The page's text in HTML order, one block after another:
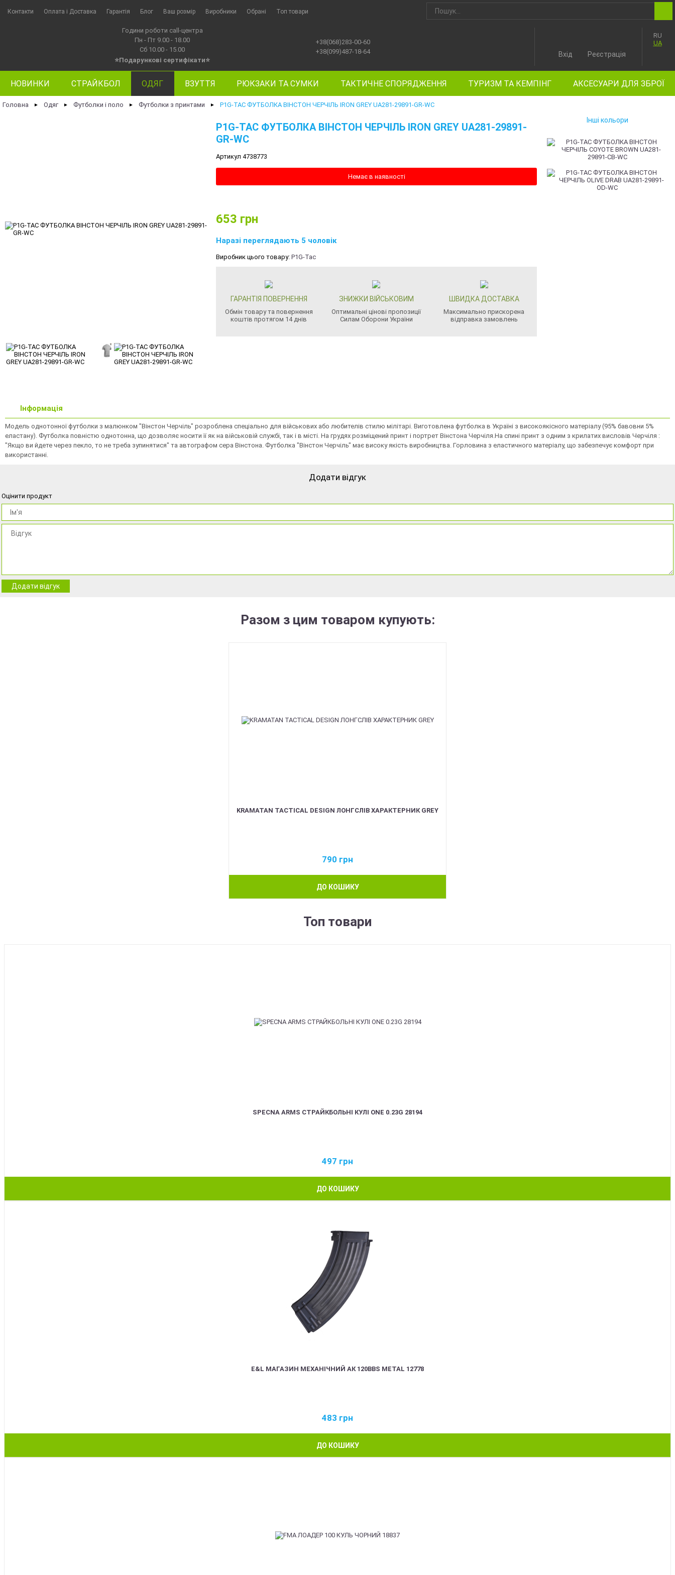
Контакти Оплата i Доставка Гарантія Блог Ваш розмір Виробники Обрані Топ товари
Години роботи call-центра
Пн - Пт 9.00 - 18.00
Сб 10.00 - 15.00
⭐Подарункові сертифікати⭐
+38(068)283-00-60
+38(099)487-18-64
RU
UA
Вхід Реєстрація
НОВИНКИ СТРАЙКБОЛ ОДЯГ ВЗУТТЯ РЮКЗАКИ ТА СУМКИ ТАКТИЧНЕ СПОРЯДЖЕННЯ ТУРИЗМ ТА КЕМПІНГ АКСЕСУАРИ ДЛЯ ЗБРОЇ
Головна ► Одяг ► Футболки і поло ► Футболки з принтами ► P1G-TAC ФУТБОЛКА ВIНСТОН ЧЕРЧIЛЬ IRON GREY UA281-29891-GR-WC
P1G-TAC ФУТБОЛКА ВIНСТОН ЧЕРЧIЛЬ IRON GREY UA281-29891-
GR-WC
Артикул 4738773
Немає в наявності
653 грн
Наразі переглядають 5 чоловік
Виробник цього товару: P1G-Tac
ГАРАНТІЯ ПОВЕРНЕННЯ
Обмін товару та повернення
коштів протягом 14 днів
ЗНИЖКИ ВІЙСЬКОВИМ
Оптимальні цінові пропозиції
Силам Оборони України
ШВИДКА ДОСТАВКА
Максимально прискорена
відправка замовлень
Інші кольори
Інформація
Модель однотонної футболки з малюнком "Вiнстон Черчiль" розроблена спеціально для військових або любителів стилю мілітарі. Виготовлена футболка в Україні з високоякiсного матерiалу (95% бавовни 5%
еластану). Футболка повністю однотонна, що дозволяє носити її як на військовій службі, так і в місті. На грудях розміщений принт і портрет Вiнстона Черчiля.На спині принт з одним з крилатих висловiв Черчіля :
"Якщо ви йдете через пекло, то не треба зупинятися" та автографом сера Вiнстона. Футболка "Вiнстон Черчiль" має високу якість виробництва. Горловина з еластичного матеріалу, що забезпечує комфорт при
використанні.
Додати відгук
Оцінити продукт
Додати відгук
Разом з цим товаром купують:
KRAMATAN TACTICAL DESIGN ЛОНГСЛІВ ХАРАКТЕРНИК GREY
790 грн
ДО КОШИКУ
Топ товари
SPECNA ARMS СТРАЙКБОЛЬНІ КУЛІ ONE 0.23G 28194
497 грн
ДО КОШИКУ
E&L МАГАЗИН МЕХАНІЧНИЙ АК 120BBS METAL 12778
483 грн
ДО КОШИКУ